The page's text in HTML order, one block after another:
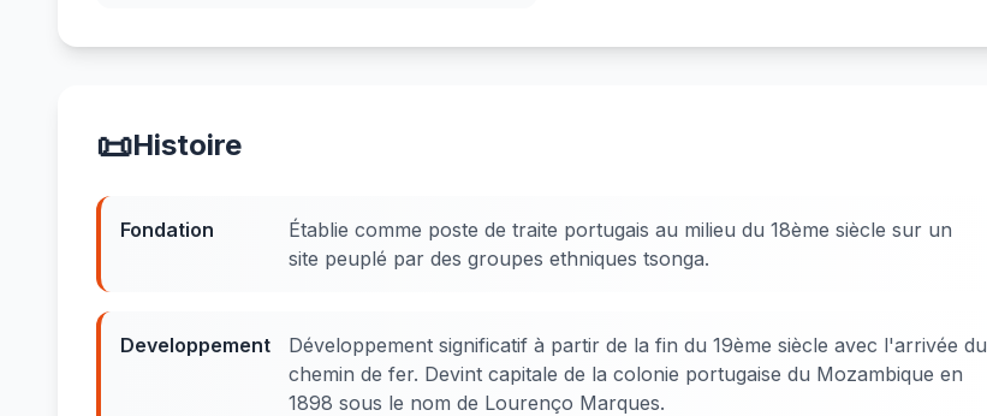
📜Histoire
Fondation
Établie comme poste de traite portugais au milieu du 18ème siècle sur un
site peuplé par des groupes ethniques tsonga.
Developpement
Développement significatif à partir de la fin du 19ème siècle avec l'arrivée du
chemin de fer. Devint capitale de la colonie portugaise du Mozambique en
1898 sous le nom de Lourenço Marques.